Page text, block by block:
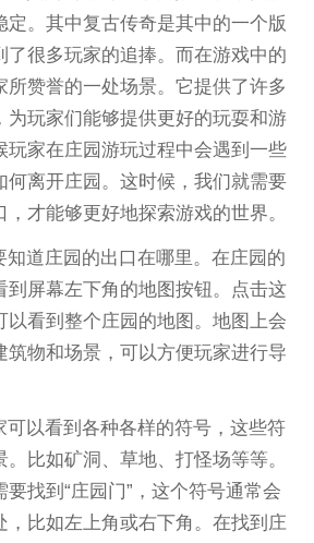
定。其中复古传奇是其中的一个版
了很多玩家的追捧。而在游戏中的
所赞誉的一处场景。它提供了许多
为玩家们能够提供更好的玩耍和游
玩家在庄园游玩过程中会遇到一些
何离开庄园。这时候，我们就需要
才能够更好地探索游戏的世界。
知道庄园的出口在哪里。在庄园的
到屏幕左下角的地图按钮。点击这
以看到整个庄园的地图。地图上会
筑物和场景，可以方便玩家进行导
可以看到各种各样的符号，这些符
比如矿洞、草地、打怪场等等。
找到“庄园门”，这个符号通常会
，比如左上角或右下角。在找到庄